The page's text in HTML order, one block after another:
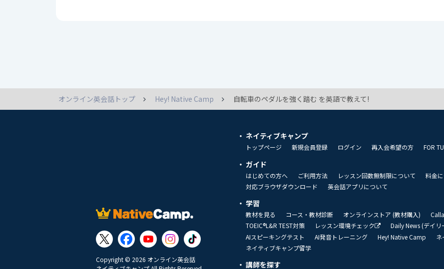
オンライン英会話トップ Hey! Native Camp 自転車のペダルを強く踏む を英語で教えて!
Copyright © 2026 オンライン英会話
ネイティブキャンプ
トップページ 新規会員登録 ログイン 再入会希望の方 FOR
ガイド
はじめての方へ ご利用方法 レッスン回数無制限について 料金
対応ブラウザダウンロード
英会話アプリについて
学習
教材を見る コース・教材診断 オンラインストア (教材購入)
TOEIC®L&R TEST対策
レッスン環境チェック Daily News (デイリ
AIスピーキングテスト
AI発音トレーニング Hey! Native Camp ネ
ネイティブキャンプ留学
講師を探す